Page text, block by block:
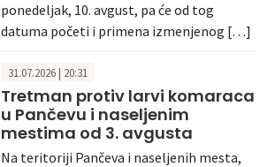
ponedeljak, 10. avgust, pa će od tog
datuma početi i primena izmenjenog […]
31.07.2026 | 20:31
Tretman protiv larvi komaraca
u Pančevu i naseljenim
mestima od 3. avgusta
Na teritoriji Pančeva i naseljenih mesta,